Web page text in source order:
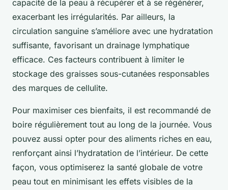
capacité de la peau à récupérer et à se régénérer,
exacerbant les irrégularités. Par ailleurs, la
circulation sanguine s’améliore avec une hydratation
suffisante, favorisant un drainage lymphatique
efficace. Ces facteurs contribuent à limiter le
stockage des graisses sous-cutanées responsables
des marques de cellulite.
Pour maximiser ces bienfaits, il est recommandé de
boire régulièrement tout au long de la journée. Vous
pouvez aussi opter pour des aliments riches en eau,
renforçant ainsi l’hydratation de l’intérieur. De cette
façon, vous optimiserez la santé globale de votre
peau tout en minimisant les effets visibles de la